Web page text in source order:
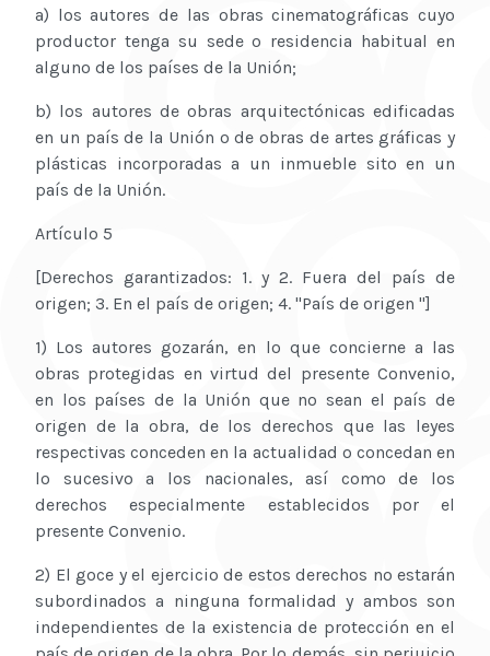
a) los autores de las obras cinematográficas cuyo
productor tenga su sede o residencia habitual en
alguno de los países de la Unión;
b) los autores de obras arquitectónicas edificadas
en un país de la Unión o de obras de artes gráficas y
plásticas incorporadas a un inmueble sito en un
país de la Unión.
Artículo 5
[Derechos garantizados: 1. y 2. Fuera del país de
origen; 3. En el país de origen; 4. "País de origen "]
1) Los autores gozarán, en lo que concierne a las
obras protegidas en virtud del presente Convenio,
en los países de la Unión que no sean el país de
origen de la obra, de los derechos que las leyes
respectivas conceden en la actualidad o concedan en
lo sucesivo a los nacionales, así como de los
derechos especialmente establecidos por el
presente Convenio.
2) El goce y el ejercicio de estos derechos no estarán
subordinados a ninguna formalidad y ambos son
independientes de la existencia de protección en el